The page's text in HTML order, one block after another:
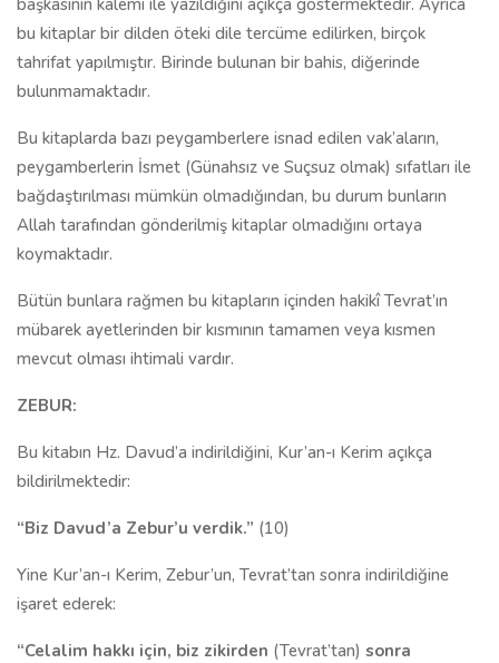
başkasının kalemi ile yazıldığını açıkça göstermektedir. Ayrıca
bu kitaplar bir dilden öteki dile tercüme edilirken, birçok
tahrifat yapılmıştır. Birinde bulunan bir bahis, diğerinde
bulunmamaktadır.
Bu kitaplarda bazı peygamberlere isnad edilen vak’aların,
peygamberlerin İsmet (Günahsız ve Suçsuz olmak) sıfatları ile
bağdaştırılması mümkün olmadığından, bu durum bunların
Allah tarafından gönderilmiş kitaplar olmadığını ortaya
koymaktadır.
Bütün bunlara rağmen bu kitapların içinden hakikî Tevrat’ın
mübarek ayetlerinden bir kısmının tamamen veya kısmen
mevcut olması ihtimali vardır.
ZEBUR:
Bu kitabın Hz. Davud’a indirildiğini, Kur’an-ı Kerim açıkça
bildirilmektedir:
“Biz Davud’a Zebur’u verdik.” (10)
Yine Kur’an-ı Kerim, Zebur’un, Tevrat’tan sonra indirildiğine
işaret ederek:
“Celalim hakkı için, biz zikirden (Tevrat’tan) sonra